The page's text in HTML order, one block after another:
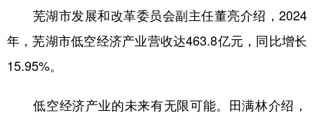
芜湖市发展和改革委员会副主任董亮介绍，2024
年，芜湖市低空经济产业营收达463.8亿元，同比增长
15.95%。
低空经济产业的未来有无限可能。田满林介绍，